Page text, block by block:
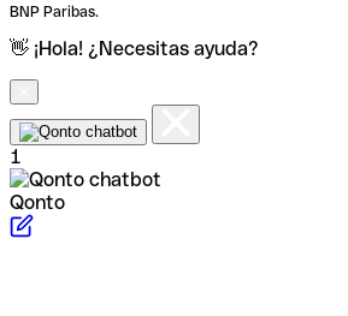
BNP Paribas.
👋 ¡Hola! ¿Necesitas ayuda?
1
Qonto